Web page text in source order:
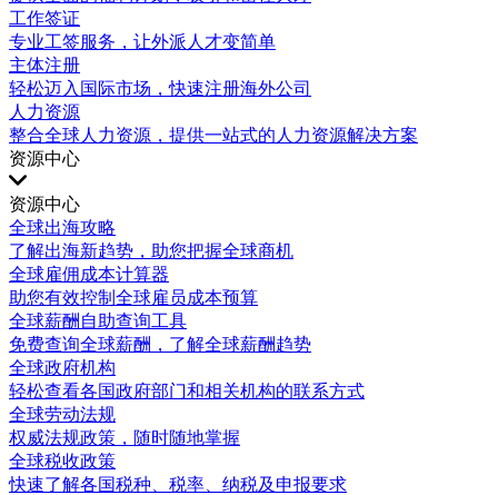
工作签证
专业工签服务，让外派人才变简单
主体注册
轻松迈入国际市场，快速注册海外公司
人力资源
整合全球人力资源，提供一站式的人力资源解决方案
资源中心
资源中心
全球出海攻略
了解出海新趋势，助您把握全球商机
全球雇佣成本计算器
助您有效控制全球雇员成本预算
全球薪酬自助查询工具
免费查询全球薪酬，了解全球薪酬趋势
全球政府机构
轻松查看各国政府部门和相关机构的联系方式
全球劳动法规
权威法规政策，随时随地掌握
全球税收政策
快速了解各国税种、税率、纳税及申报要求